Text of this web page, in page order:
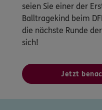
seien Sie einer der
Balltragekind beim
die nächste Runde
sich!
Jetzt